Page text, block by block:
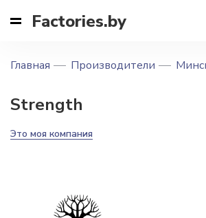
Factories.by
Главная Производители
Strength
Это моя компания